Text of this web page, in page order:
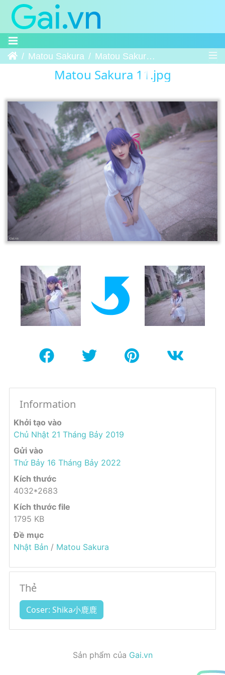
Trang chủMatou Sakura Matou Sakura 11
Matou Sakura 11.jpg
Information
Khởi tạo vào
Chủ Nhật 21 Tháng Bảy 2019
Gửi vào
Thứ Bảy 16 Tháng Bảy 2022
Kích thước
4032*2683
Kích thước file
1795 KB
Đề mục
Nhật Bản / Matou Sakura
Thẻ
Coser: Shika小鹿鹿
Sản phẩm của Gai.vn